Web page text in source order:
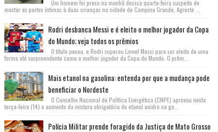
Um homem foi preso na manhã desssa quarta-feira suspeito de
mostar as partes íntimas à duas crianças na cidade de Campina Grande, Agreste ...
Rodri desbanca Messi e é eleito o melhor jogador da Copa
do Mundo; veja todos os prêmios
O título pesou, e Rodri superou Lionel Messi para ser eleito de uma
forma até surpreendente como o melhor jogador da Copa do Mundo. O prêm...
Mais etanol na gasolina: entenda por que a mudança pode
beneficiar o Nordeste
O Conselho Nacional de Política Energética (CNPE) aprovou nesta
terça-feira (14) o aumento da mistura obrigatória de etanol anidro na ga...
Polícia Militar prende foragido da Justiça de Mato Grosso